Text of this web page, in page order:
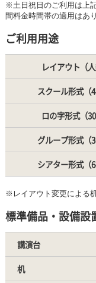
※土日祝日のご利用は上
間料金時間帯の適用はあ
ご利用用途
レイアウト（人
スクール形式（
ロの字形式（30
グループ形式（
シアター形式（
※レイアウト変更による
標準備品・設備設
講演台
机